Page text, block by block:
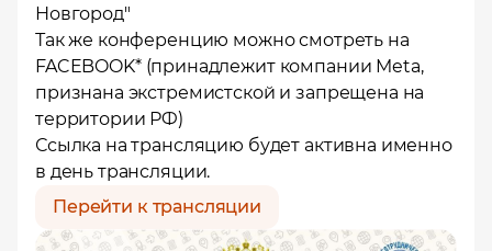
Новгород"
Так же конференцию можно смотреть на
FACEBOOK* (принадлежит компании Meta,
признана экстремистской и запрещена на
территории РФ)
Ссылка на трансляцию будет активна именно
в день трансляции.
Перейти к трансляции